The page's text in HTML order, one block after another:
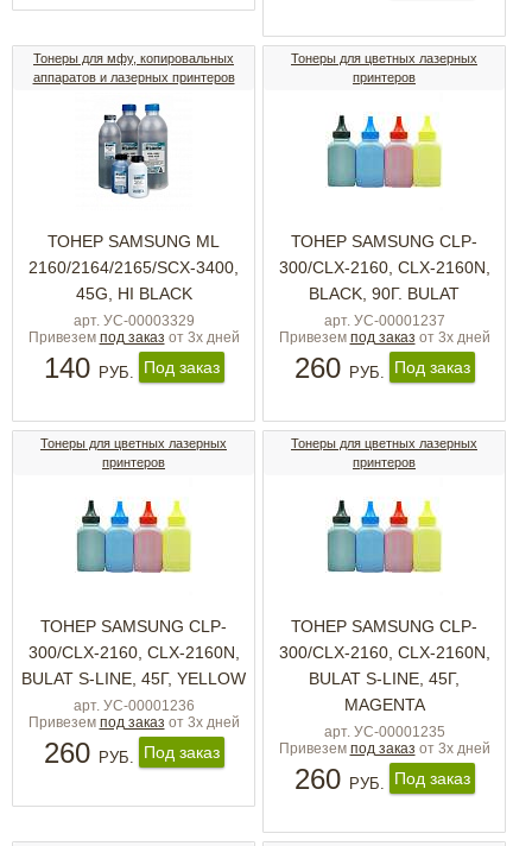
Тонеры для мфу, копировальных
аппаратов и лазерных принтеров
ТОНЕР SAMSUNG ML
2160/2164/2165/SCX-3400,
45G, HI BLACK
арт. УС-00003329
Привезем под заказ от 3х дней
140 РУБ. Под заказ
Тонеры для цветных лазерных
принтеров
ТОНЕР SAMSUNG CLP-
300/CLX-2160, CLX-2160N,
BLACK, 90Г. BULAT
арт. УС-00001237
Привезем под заказ от 3х дней
260 РУБ. Под заказ
Тонеры для цветных лазерных
принтеров
ТОНЕР SAMSUNG CLP-
300/CLX-2160, CLX-2160N,
BULAT S-LINE, 45Г, YELLOW
арт. УС-00001236
Привезем под заказ от 3х дней
260 РУБ. Под заказ
Тонеры для цветных лазерных
принтеров
ТОНЕР SAMSUNG CLP-
300/CLX-2160, CLX-2160N,
BULAT S-LINE, 45Г,
MAGENTA
арт. УС-00001235
Привезем под заказ от 3х дней
260 РУБ. Под заказ